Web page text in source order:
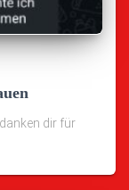
dir für